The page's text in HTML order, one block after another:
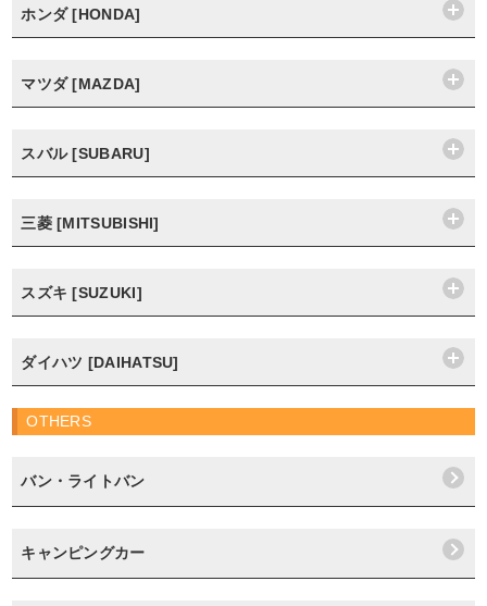
ホンダ [HONDA]
マツダ [MAZDA]
スバル [SUBARU]
三菱 [MITSUBISHI]
スズキ [SUZUKI]
ダイハツ [DAIHATSU]
OTHERS
バン・ライトバン
キャンピングカー